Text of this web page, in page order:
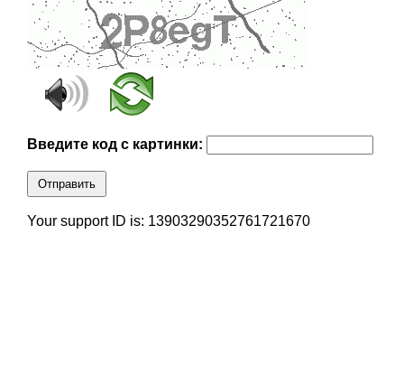
Введите код с картинки:
Отправить
Your support ID is: 13903290352761721670